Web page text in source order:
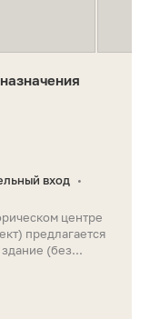
вход •
центре
предлагается
(без...